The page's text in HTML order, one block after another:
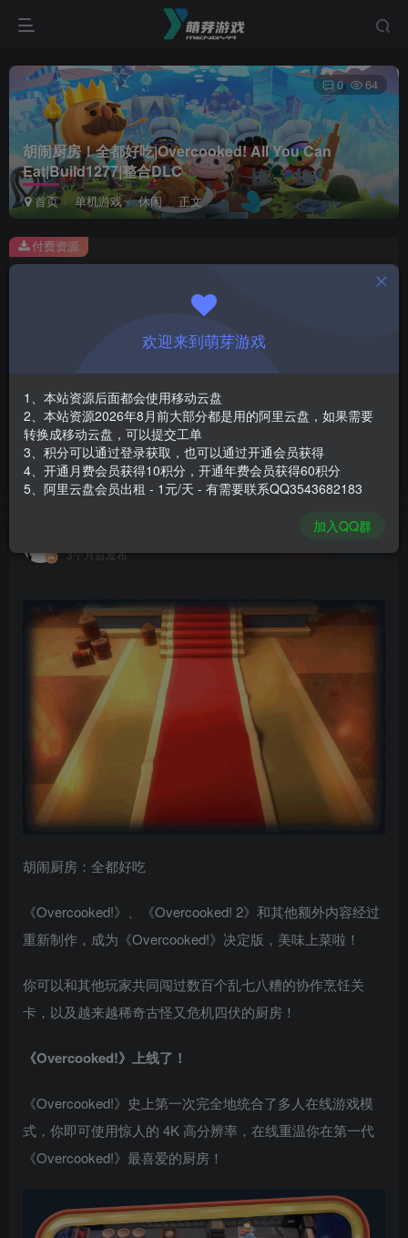
胡闹厨房！全都好吃|Overcooked! All You Can
Eat|Build1277|整合DLC
首页 单机游戏 休闲 正文
0 64
此内容为付费资源，请付费后查看
￥1
免费
登录购买
安装包大小
游戏本体大小
8.63 GB
付费资源
3个月前发布
胡闹厨房：全都好吃
《Overcooked!》、《Overcooked! 2》和其他额外内容经过
重新制作，成为《Overcooked!》决定版，美味上菜啦！
你可以和其他玩家共同闯过数百个乱七八糟的协作烹饪关
卡，以及越来越稀奇古怪又危机四伏的厨房！
《Overcooked!》上线了！
《Overcooked!》史上第一次完全地统合了多人在线游戏模
式，你即可使用惊人的 4K 高分辨率，在线重温你在第一代
《Overcooked!》最喜爱的厨房！
欢迎来到萌芽游戏
1、本站资源后面都会使用移动云盘
2、本站资源2026年8月前大部分都是用的阿里云盘，如果需要
转换成移动云盘，可以提交工单
3、积分可以通过登录获取，也可以通过开通会员获得
4、开通月费会员获得10积分，开通年费会员获得60积分
5、阿里云盘会员出租 - 1元/天 - 有需要联系QQ3543682183
加入QQ群